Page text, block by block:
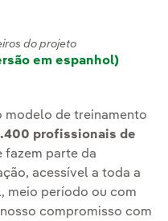
do projeto
em espanhol)
modelo de treinamento
profissionais de
fazem parte da
acessível a toda a
meio período ou com
compromisso com